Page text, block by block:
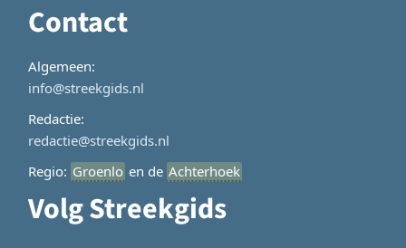
Contact
Algemeen:
info@streekgids.nl
Redactie:
redactie@streekgids.nl
Regio: Groenlo en de Achterhoek
Volg Streekgids